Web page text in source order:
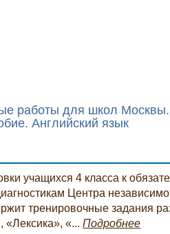
работы для школ
Английский язык
учащихся 4 класса к
Центра
тренировочные задания
«Лексика», «...Подробнее